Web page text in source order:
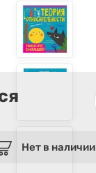
Нет в наличии